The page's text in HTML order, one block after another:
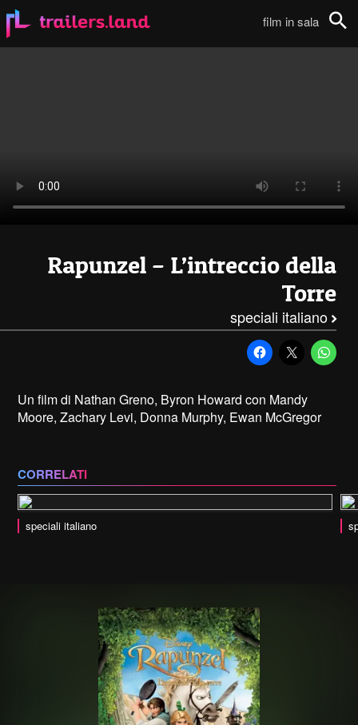
film in sala
Rapunzel – L’intreccio della
Torre
speciali italiano
Un film di Nathan Greno, Byron Howard con Mandy
Moore, Zachary Levi, Donna Murphy, Ewan McGregor
CORRELATI
speciali italiano